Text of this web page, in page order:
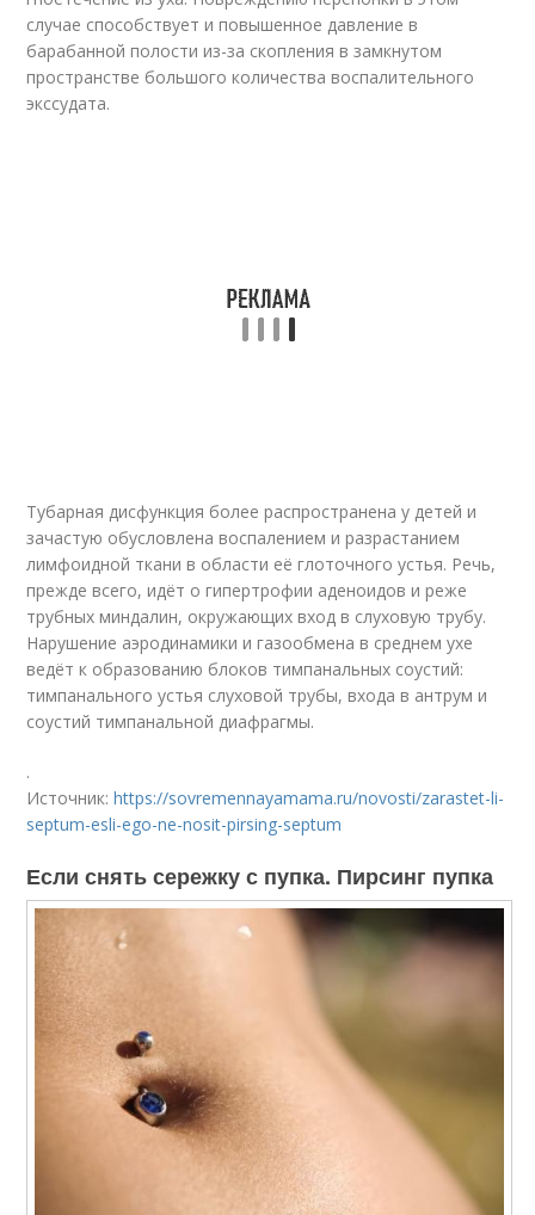
случае способствует и повышенное давление в
барабанной полости из-за скопления в замкнутом
пространстве большого количества воспалительного
экссудата.
Тубарная дисфункция более распространена у детей и
зачастую обусловлена воспалением и разрастанием
лимфоидной ткани в области её глоточного устья. Речь,
прежде всего, идёт о гипертрофии аденоидов и реже
трубных миндалин, окружающих вход в слуховую трубу.
Нарушение аэродинамики и газообмена в среднем ухе
ведёт к образованию блоков тимпанальных соустий:
тимпанального устья слуховой трубы, входа в антрум и
соустий тимпанальной диафрагмы.
.
Источник:https://sovremennayamama.ru/novosti/zarastet-li-
septum-esli-ego-ne-nosit-pirsing-septum
Если снять сережку с пупка. Пирсинг пупка